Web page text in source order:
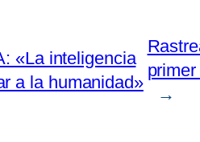
«La inteligencia
a la humanidad»
→